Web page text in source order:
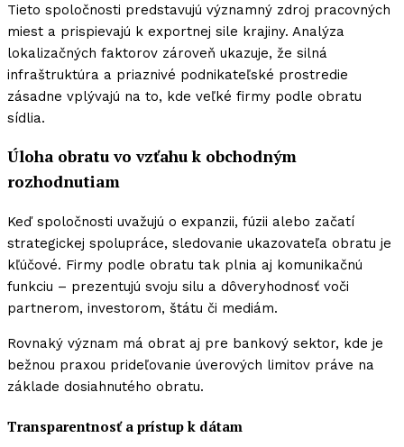
Tieto spoločnosti predstavujú významný zdroj pracovných
miest a prispievajú k exportnej sile krajiny. Analýza
lokalizačných faktorov zároveň ukazuje, že silná
infraštruktúra a priaznivé podnikateľské prostredie
zásadne vplývajú na to, kde veľké firmy podle obratu
sídlia.
Úloha obratu vo vzťahu k obchodným
rozhodnutiam
Keď spoločnosti uvažujú o expanzii, fúzii alebo začatí
strategickej spolupráce, sledovanie ukazovateľa obratu je
kľúčové. Firmy podle obratu tak plnia aj komunikačnú
funkciu – prezentujú svoju silu a dôveryhodnosť voči
partnerom, investorom, štátu či mediám.
Rovnaký význam má obrat aj pre bankový sektor, kde je
bežnou praxou prideľovanie úverových limitov práve na
základe dosiahnutého obratu.
Transparentnosť a prístup k dátam